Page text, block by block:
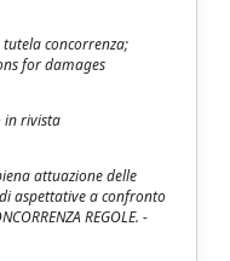
concorrenza;
for damages
in rivista
attuazione delle
aspettative a confronto
REGOLE. -